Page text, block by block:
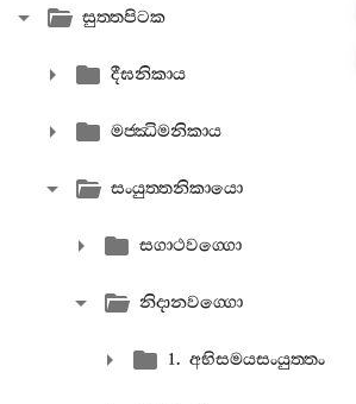
සුත‍්තපිටක
දීඝනිකාය
මජ‍්ඣිමනිකාය
සංයුත‍්තනිකායො
සගාථවග‍්ගො
නිදානවග‍්ගො
1. අභිසමයසංයුත‍්තං